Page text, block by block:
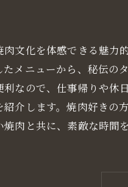
文化を体感できる魅力
メニューから、秘伝の
なので、仕事帰りや休
介します。焼肉好きの
肉と共に、素敵な時間